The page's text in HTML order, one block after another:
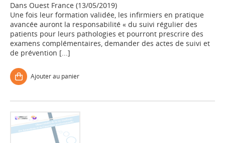
Dans Ouest France (13/05/2019)
Une fois leur formation validée, les infirmiers en pratique
avancée auront la responsabilité « du suivi régulier des
patients pour leurs pathologies et pourront prescrire des
examens complémentaires, demander des actes de suivi et
de prévention [...]
Ajouter au panier